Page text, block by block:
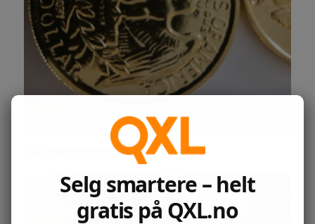
Gullforgylte mynter
Selg smartere – helt
gratis på QXL.no